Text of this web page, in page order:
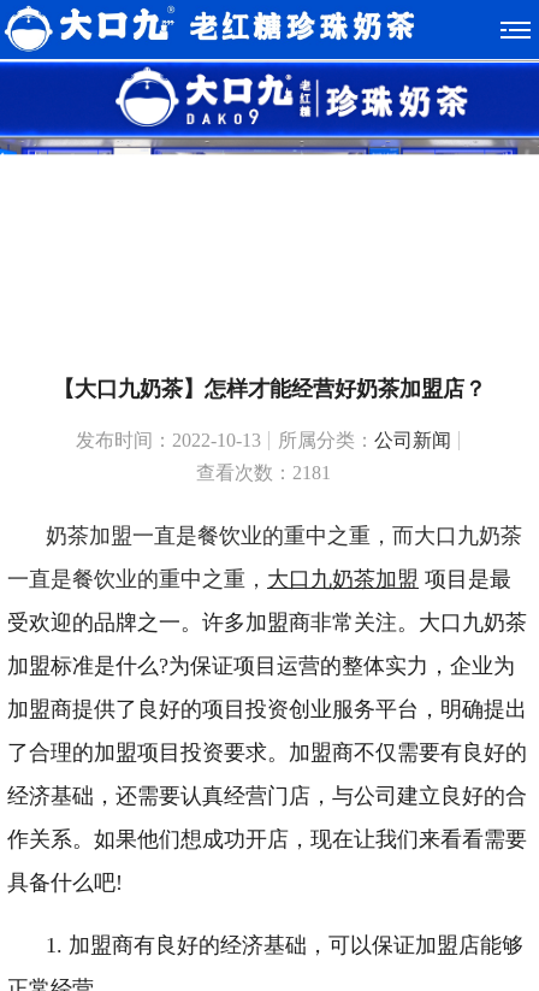
【大口九奶茶】怎样才能经营好奶茶加盟店？
发布时间：2022-10-13 所属分类： 公司新闻
查看次数：2181
奶茶加盟一直是餐饮业的重中之重，而大口九奶茶
一直是餐饮业的重中之重， 大口九奶茶加盟 项目是最
受欢迎的品牌之一。许多加盟商非常关注。大口九奶茶
加盟标准是什么?为保证项目运营的整体实力，企业为
加盟商提供了良好的项目投资创业服务平台，明确提出
了合理的加盟项目投资要求。加盟商不仅需要有良好的
经济基础，还需要认真经营门店，与公司建立良好的合
作关系。如果他们想成功开店，现在让我们来看看需要
具备什么吧!
1. 加盟商有良好的经济基础，可以保证加盟店能够